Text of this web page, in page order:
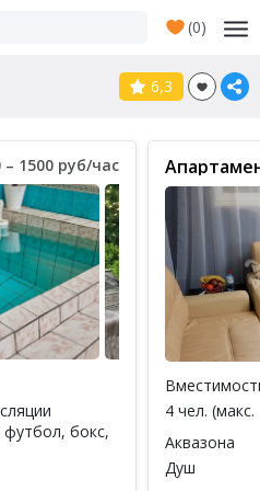
(0)
6,3
– 1500 руб/час
бокс,
10 л пива -
4 чел. (макс.
Аквазона
Душ